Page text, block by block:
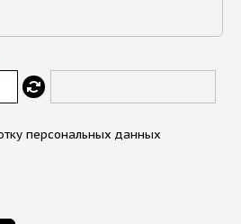
персональных данных